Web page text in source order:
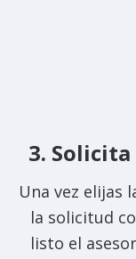
3.
Una vez elijas
la solicitud
listo el